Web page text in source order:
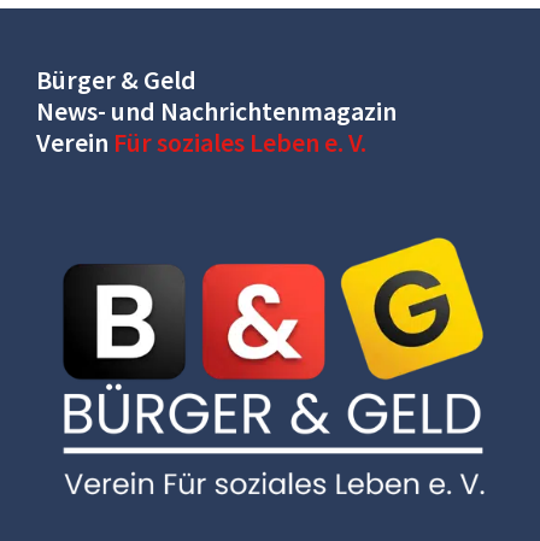
Bürger & Geld
News- und Nachrichtenmagazin
Verein Für soziales Leben e. V.